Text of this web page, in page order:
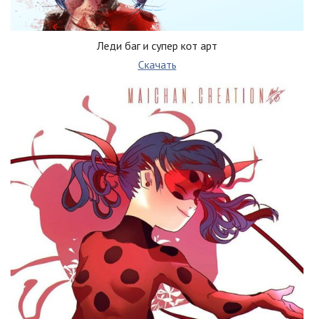
Леди баг и супер кот арт
Скачать